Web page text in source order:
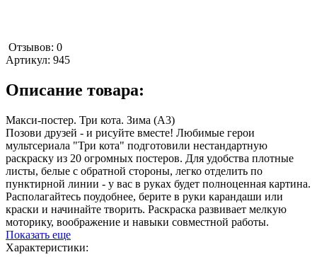
Отзывов: 0
Артикул: 945
Описание товара:
Maкси-постер. Три кота. Зима (А3)
Позови друзей - и рисуйте вместе! Любимые герои
мультсериала "Три кота" подготовили нестандартную
раскраску из 20 огромных постеров. Для удобства плотные
листы, белые с обратной стороны, легко отделить по
пунктирной линии - у вас в руках будет полноценная картина.
Располагайтесь поудобнее, берите в руки карандаши или
краски и начинайте творить. Раскраска развивает мелкую
моторику, воображение и навыки совместной работы.
Показать еще
Характеристики: